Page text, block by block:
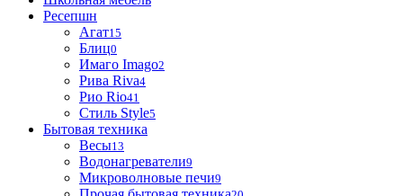
Ресепшн
Агат15
Блиц0
Имаго Imago2
Рива Riva4
Рио Rio41
Стиль Style5
Бытовая техника
Весы13
Водонагреватели9
Микроволновые печи9